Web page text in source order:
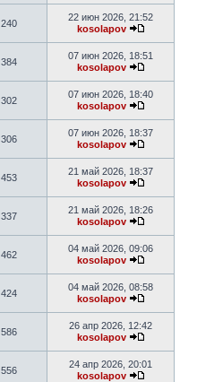
240
22 июн 2026, 21:52
kosolapov
384
07 июн 2026, 18:51
kosolapov
302
07 июн 2026, 18:40
kosolapov
306
07 июн 2026, 18:37
kosolapov
453
21 май 2026, 18:37
kosolapov
337
21 май 2026, 18:26
kosolapov
462
04 май 2026, 09:06
kosolapov
424
04 май 2026, 08:58
kosolapov
586
26 апр 2026, 12:42
kosolapov
556
24 апр 2026, 20:01
kosolapov